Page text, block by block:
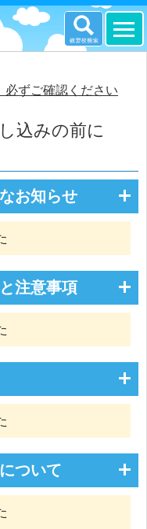
ずご確認ください
込みの前に
お知らせ
注意事項
ついて